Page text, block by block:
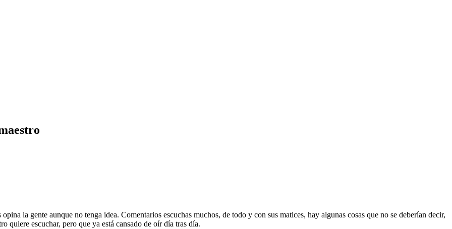
la gente aunque no tenga idea. Comentarios escuchas muchos, de todo y con sus matices, hay algunas cosas que no se deberían decir,
quiere escuchar, pero que ya está cansado de oír día tras día.